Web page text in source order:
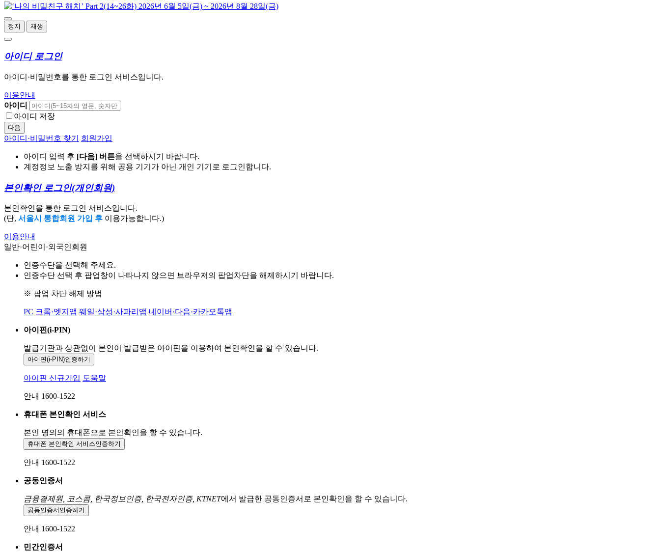
정지 재생
아이디 로그인
아이디·비밀번호를 통한 로그인 서비스입니다.
이용안내
아이디
아이디 저장
다음
아이디·비밀번호 찾기 회원가입
아이디 입력 후 [다음] 버튼을 선택하시기 바랍니다.
계정정보 노출 방지를 위해 공용 기기가 아닌 개인 기기로 로그인합니다.
본인확인 로그인(개인회원)
본인확인을 통한 로그인 서비스입니다.
(단, 서울시 통합회원 가입 후 이용가능합니다.)
이용안내
일반·어린이·외국인회원
인증수단을 선택해 주세요.
인증수단 선택 후 팝업창이 나타나지 않으면 브라우저의 팝업차단을 해제하시기 바랍니다.
※ 팝업 차단 해제 방법
PC 크롬·엣지앱 웨일·삼성·사파리앱 네이버·다음·카카오톡앱
아이핀(i-PIN)
발급기관과 상관없이 본인이 발급받은 아이핀을 이용하여 본인확인을 할 수 있습니다.
아이핀(i-PIN)인증하기
아이핀 신규가입 도움말
안내 1600-1522
휴대폰 본인확인 서비스
본인 명의의 휴대폰으로 본인확인을 할 수 있습니다.
휴대폰 본인확인 서비스인증하기
안내 1600-1522
공동인증서
금융결제원, 코스콤, 한국정보인증, 한국전자인증, KTNET에서 발급한 공동인증서로 본인확인을 할 수 있습니다.
공동인증서 인증하기
안내 1600-1522
민간인증서